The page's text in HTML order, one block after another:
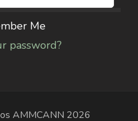
Me
password?
AMMCANN 2026